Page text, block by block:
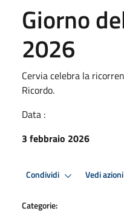
Giorno
2026
Cervia celebra la
Ricordo.
Data :
3 febbraio 2026
Condividi Vedi azioni
Categorie: